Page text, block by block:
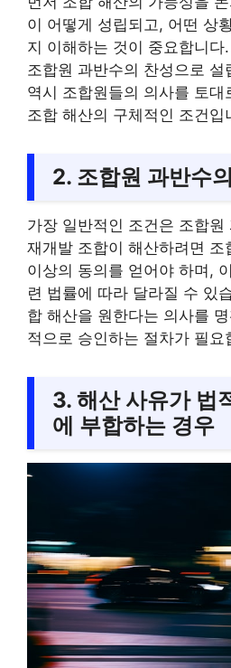
이 어떻게 성립되고, 어떤 상
지 이해하는 것이 중요합니
조합원 과반수의 찬성으로
역시 조합원들의 의사를 토
조합 해산의 구체적인 조건입
2. 조합원 과반수
가장 일반적인 조건은 조합
재개발 조합이 해산하려면 조
이상의 동의를 얻어야 하며,
련 법률에 따라 달라질 수 있
합 해산을 원한다는 의사를
적으로 승인하는 절차가 필요
3. 해산 사유가 법
에 부합하는 경우